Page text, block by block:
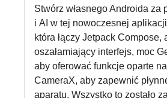
Stwórz własnego Androida za
i AI w tej nowoczesnej
która łączy Jetpack Compose,
oszałamiający interfejs, moc
aby oferować funkcje oparte
CameraX, aby zapewnić
aparatu. Wszystko to zostało